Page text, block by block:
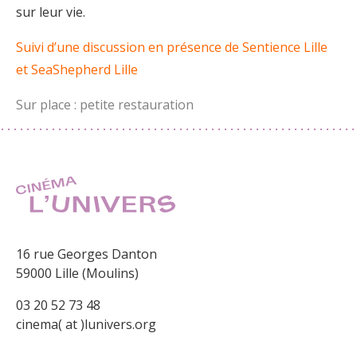
sur leur vie.
Suivi d’une discussion en présence de Sentience Lille
et SeaShepherd Lille
Sur place : petite restauration
16 rue Georges Danton
59000 Lille (Moulins)
03 20 52 73 48
cinema( at )lunivers.org